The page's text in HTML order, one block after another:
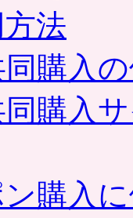
法
購入
購入
購入